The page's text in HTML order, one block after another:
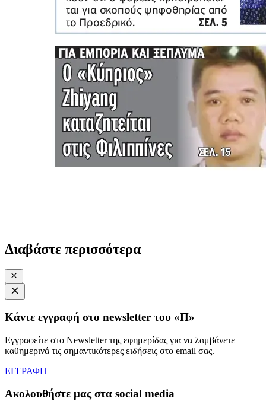
Διαβάστε περισσότερα
Κάντε εγγραφή στο newsletter του «Π»
Εγγραφείτε στο Newsletter της εφημερίδας για να λαμβάνετε
καθημερινά τις σημαντικότερες ειδήσεις στο email σας.
ΕΓΓΡΑΦΗ
Ακολουθήστε μας στα social media